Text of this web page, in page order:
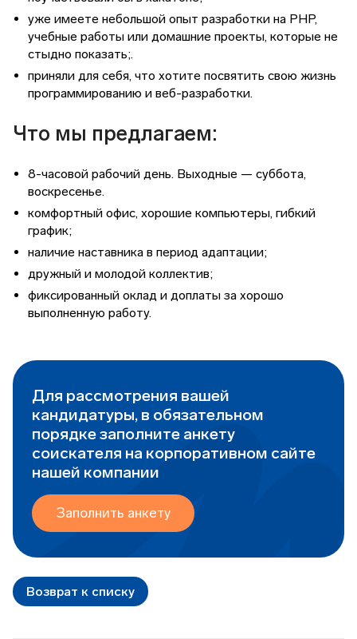
уже имеете небольшой опыт разработки на PHP,
учебные работы или домашние проекты, которые не
стыдно показать;.
приняли для себя, что хотите посвятить свою жизнь
программированию и веб-разработки.
Что мы предлагаем:
8-часовой рабочий день. Выходные — суббота,
воскресенье.
комфортный офис, хорошие компьютеры, гибкий
график;
наличие наставника в период адаптации;
дружный и молодой коллектив;
фиксированный оклад и доплаты за хорошо
выполненную работу.
Для рассмотрения вашей
кандидатуры, в обязательном
порядке заполните анкету
соискателя на корпоративном сайте
нашей компании
Заполнить анкету
Возврат к списку